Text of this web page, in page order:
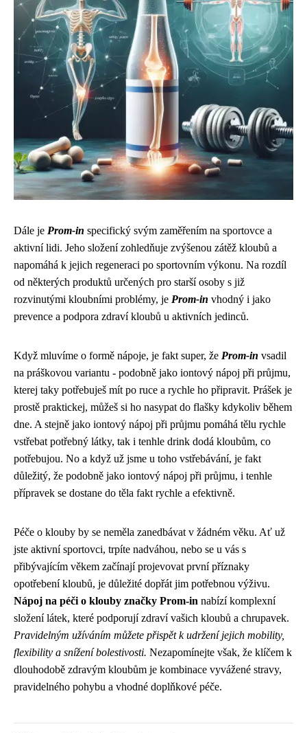
Dále je Prom-in specifický svým zaměřením na sportovce a
aktivní lidi. Jeho složení zohledňuje zvýšenou zátěž kloubů a
napomáhá k jejich regeneraci po sportovním výkonu. Na rozdíl
od některých produktů určených pro starší osoby s již
rozvinutými kloubními problémy, je Prom-in vhodný i jako
prevence a podpora zdraví kloubů u aktivních jedinců.
Když mluvíme o formě nápoje, je fakt super, že Prom-in vsadil
na práškovou variantu - podobně jako iontový nápoj při průjmu,
kterej taky potřebuješ mít po ruce a rychle ho připravit. Prášek je
prostě praktickej, můžeš si ho nasypat do flašky kdykoliv během
dne. A stejně jako iontový nápoj při průjmu pomáhá tělu rychle
vstřebat potřebný látky, tak i tenhle drink dodá kloubům, co
potřebujou. No a když už jsme u toho vstřebávání, je fakt
důležitý, že podobně jako iontový nápoj při průjmu, i tenhle
přípravek se dostane do těla fakt rychle a efektivně.
Péče o klouby by se neměla zanedbávat v žádném věku. Ať už
jste aktivní sportovci, trpíte nadváhou, nebo se u vás s
přibývajícím věkem začínají projevovat první příznaky
opotřebení kloubů, je důležité dopřát jim potřebnou výživu.
Nápoj na péči o klouby značky Prom-in nabízí komplexní
složení látek, které podporují zdraví vašich kloubů a chrupavek.
Pravidelným užíváním můžete přispět k udržení jejich mobility,
flexibility a snížení bolestivosti. Nezapomínejte však, že klíčem k
dlouhodobě zdravým kloubům je kombinace vyvážené stravy,
pravidelného pohybu a vhodné doplňkové péče.